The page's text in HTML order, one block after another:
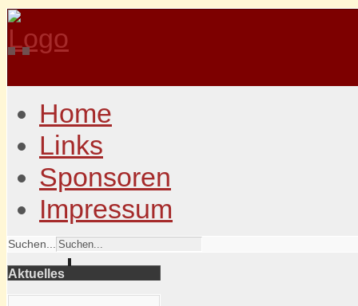
Home
Links
Sponsoren
Impressum
Suchen...
Aktuelles